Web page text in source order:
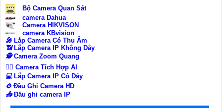
Bộ Camera Quan Sát
camera Dahua
Camera HIKVISON
camera KBvision
️🎤️ Lắp Camera Có Thu Âm
📶Lắp Camera IP Không Dây
🕵️Camera Zoom Quang
🧛‍♀️ Camera Tích Hợp AI
💻Lắp Camera IP Có Dây
⚙️Đầu Ghi Camera HD
📥Đầu ghi camera IP